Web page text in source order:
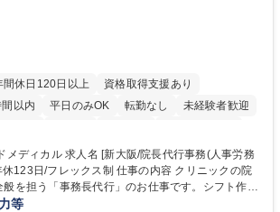
間休日120日以上
資格取得支援あり
以内
平日のみOK 転勤なし
未経験者歓迎
以内 土日祝休み 昼食補助あり
阪/院長代行事務(人事労務
クス制 仕事の内容 クリニックの院
を担う「事務長代行」のお仕事です。シフト作成
管理などバックオフィス全般を企画サポート。丁
等